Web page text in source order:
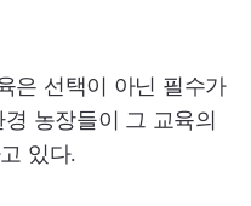
은 선택이 아닌 필수가
농장들이 그 교육의
있다.